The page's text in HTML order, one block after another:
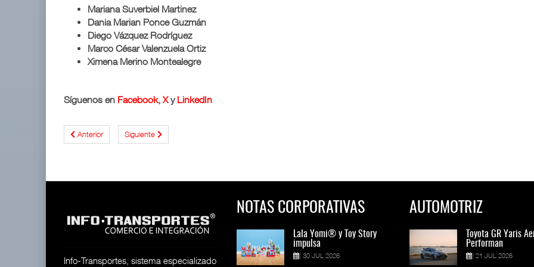
Mariana Suverbiel Martinez
Dania Marian Ponce Guzmán
Diego Vázquez Rodríguez
Marco César Valenzuela Ortiz
Ximena Merino Montealegre
Síguenos en Facebook, Xy LinkedIn
Anterior Siguiente
Info-Transportes, sistema especializado
NOTAS CORPORATIVAS
Lala Yomi® y Toy Story
Lala Yomi® y Toy Story
impulsa
30 JUL 2026
Lala Yomi® y Toy
impulsa
30 JUL 2026
AUTOMOTRIZ
Toyota GR Yaris Aero
Toyota GR Yaris Aero
Performan
21 JUL 2026
Toyota GR Yaris
Performan
21 JUL 2026